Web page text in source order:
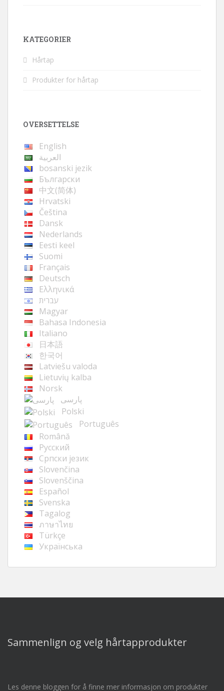
KATEGORIER
Hårtap
Produkter for hårtap
OVERSETTELSE
English
العربية
bosanski jezik
Български
中文(简体)
Hrvatski
Čeština
Dansk
Nederlands
Eesti keel
Suomi
Français
Deutsch
Ελληνικά
עברית
Magyar
Bahasa Indonesia
Italiano
日本語
한국어
Latviešu valoda
Lietuvių kalba
Norsk
پارسی
Polski
Português
Română
Русский
Cрпски језик
Slovenčina
Slovenščina
Español
Svenska
Tagalog
ภาษาไทย
Türkçe
Українська
Sammenlign og velg hårtapprodukter
Les denne bloggen for å finne mer informasjon om produkter